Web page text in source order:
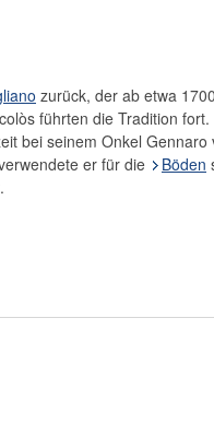
zurück, der ab etwa
führten die Tradition
bei seinem Onkel
er für die
Böden